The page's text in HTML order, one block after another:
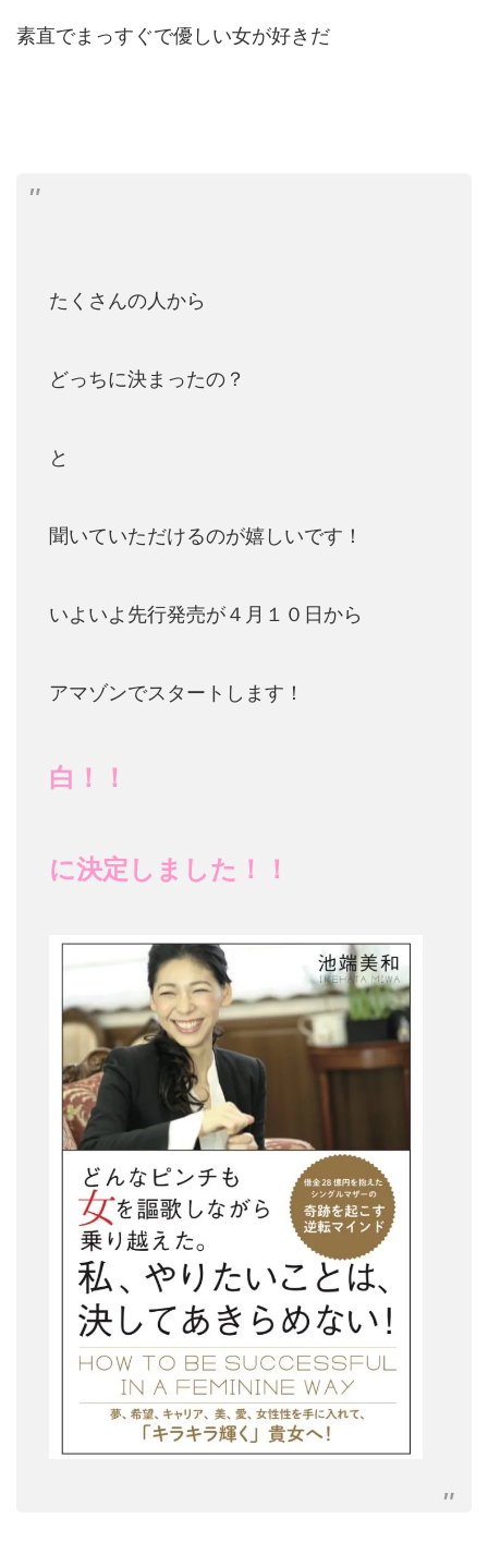
素直でまっすぐで優しい女が好きだ
たくさんの人から
どっちに決まったの？
と
聞いていただけるのが嬉しいです！
いよいよ先行発売が４月１０日から
アマゾンでスタートします！
白！！
に決定しました！！